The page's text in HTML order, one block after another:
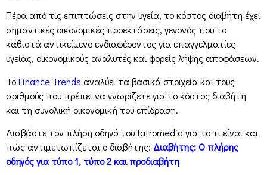
Πέρα από τις επιπτώσεις στην υγεία, το κόστος διαβήτη έχει
σημαντικές οικονομικές προεκτάσεις, γεγονός που το
καθιστά αντικείμενο ενδιαφέροντος για επαγγελματίες
υγείας, οικονομικούς αναλυτές και φορείς λήψης αποφάσεων.
ΤοFinance Trends αναλύει τα βασικά στοιχεία και τους
αριθμούς που πρέπει να γνωρίζετε για το κόστος διαβήτη
και τη συνολική οικονομική του επίδραση.
Διαβάστε τον πλήρη οδηγό του Iatromedia για το τι είναι και
πώς αντιμετωπίζεται ο διαβήτης: Διαβήτης: Ο πλήρης
οδηγός για τύπο 1, τύπο 2 και προδιαβήτη